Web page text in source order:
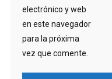
electrónico y web
en este navegador
para la próxima
vez que comente.